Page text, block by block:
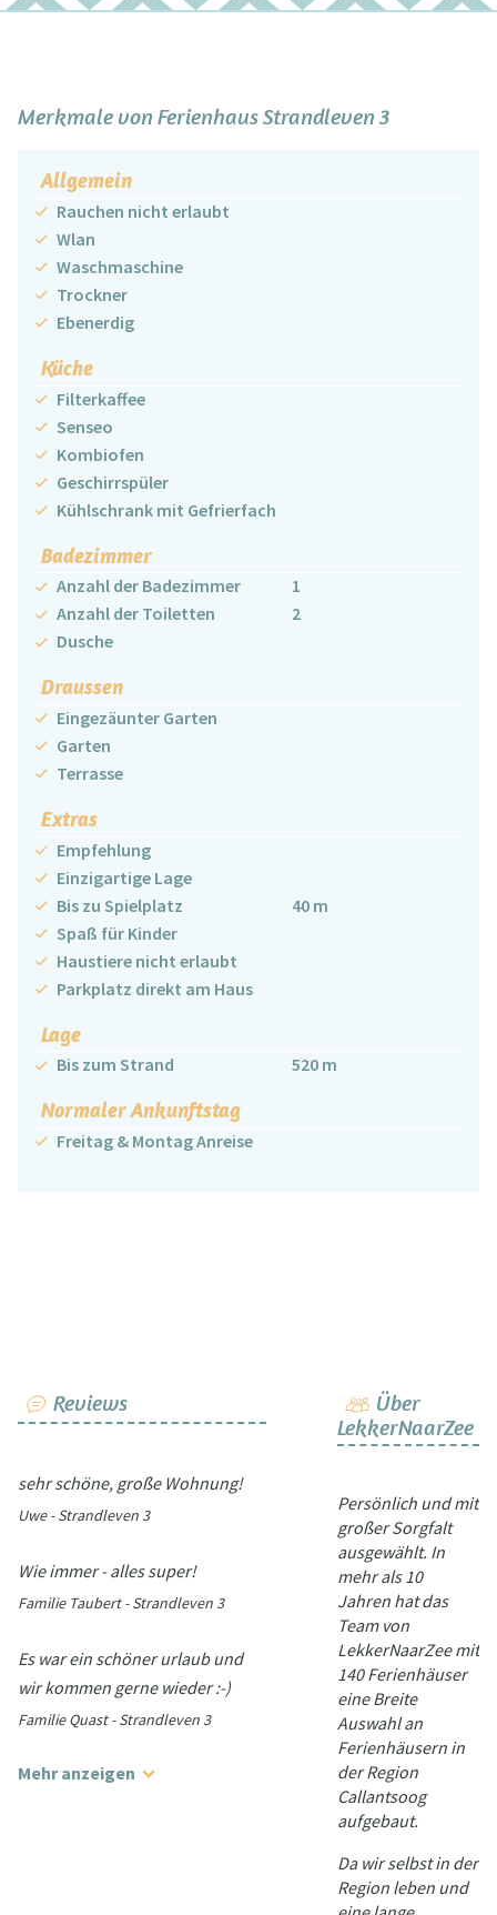
Merkmale von Ferienhaus Strandleven 3
Allgemein
Rauchen nicht erlaubt
Wlan
Waschmaschine
Trockner
Ebenerdig
Küche
Filterkaffee
Senseo
Kombiofen
Geschirrspüler
Kühlschrank mit Gefrierfach
Badezimmer
Anzahl der Badezimmer
1
Anzahl der Toiletten
2
Dusche
Draussen
Eingezäunter Garten
Garten
Terrasse
Extras
Empfehlung
Einzigartige Lage
Bis zu Spielplatz
40 m
Spaß für Kinder
Haustiere nicht erlaubt
Parkplatz direkt am Haus
Lage
Bis zum Strand 520 m
Normaler Ankunftstag
Freitag & Montag Anreise
Reviews
sehr schöne, große Wohnung!
Uwe - Strandleven 3
Wie immer - alles super!
Familie Taubert - Strandleven 3
Es war ein schöner urlaub und
wir kommen gerne wieder :-)
Familie Quast - Strandleven 3
Mehr anzeigen
Über
LekkerNaarZee
Persönlich und mit
großer Sorgfalt
ausgewählt. In
mehr als 10
Jahren hat das
Team von
LekkerNaarZee mit
140 Ferienhäuser
eine Breite
Auswahl an
Ferienhäusern in
der Region
Callantsoog
aufgebaut.
Da wir selbst in der
Region leben und